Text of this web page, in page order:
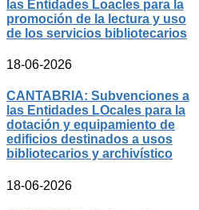
las Entidades Loacles para la
promoción de la lectura y uso
de los servicios bibliotecarios
18-06-2026
CANTABRIA: Subvenciones a
las Entidades LOcales para la
dotación y equipamiento de
edificios destinados a usos
bibliotecarios y archivístico
18-06-2026